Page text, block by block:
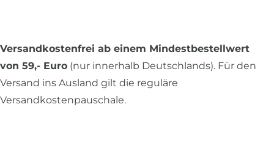
Versandkostenfrei ab einem Mindestbestellwert
von 59,- Euro (nur innerhalb Deutschlands). Für den
Versand ins Ausland gilt die reguläre
Versandkostenpauschale.